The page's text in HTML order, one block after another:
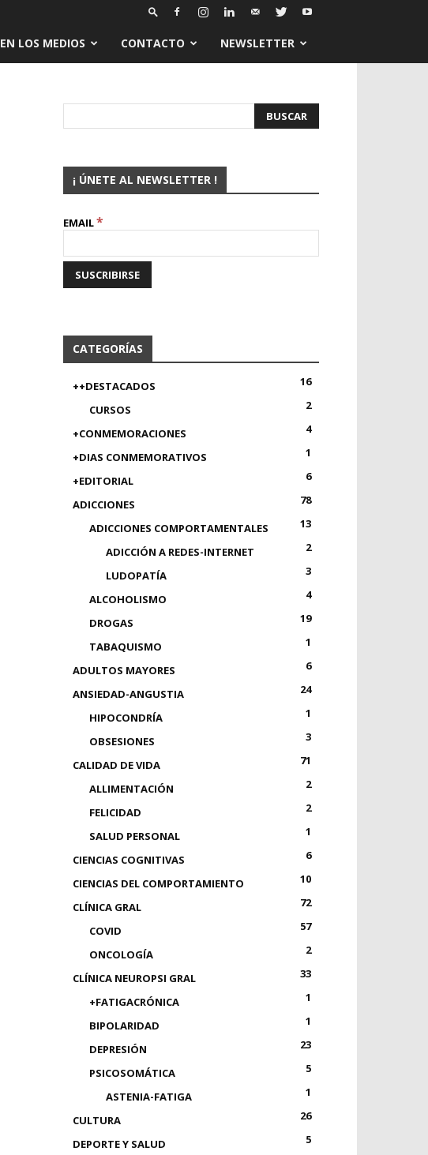
EN LOS MEDIOS CONTACTO NEWSLETTER
¡ ÚNETE AL NEWSLETTER !
EMAIL*
CATEGORÍAS
++DESTACADOS
16
CURSOS
2
+CONMEMORACIONES
4
+DIAS CONMEMORATIVOS
1
+EDITORIAL
6
ADICCIONES
78
ADICCIONES COMPORTAMENTALES
13
ADICCIÓN A REDES-INTERNET
2
LUDOPATÍA
3
ALCOHOLISMO
4
DROGAS
19
TABAQUISMO
1
ADULTOS MAYORES
6
ANSIEDAD-ANGUSTIA
24
HIPOCONDRÍA
1
OBSESIONES
3
CALIDAD DE VIDA
71
ALLIMENTACIÓN
2
FELICIDAD
2
SALUD PERSONAL
1
CIENCIAS COGNITIVAS
6
CIENCIAS DEL COMPORTAMIENTO
10
CLÍNICA GRAL
72
COVID
57
ONCOLOGÍA
2
CLÍNICA NEUROPSI GRAL
33
+FATIGACRÓNICA
1
BIPOLARIDAD
1
DEPRESIÓN
23
PSICOSOMÁTICA
5
ASTENIA-FATIGA
1
CULTURA
26
DEPORTE Y SALUD
5